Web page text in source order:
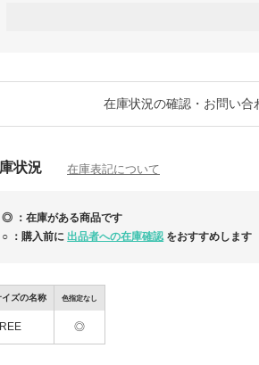
◆必ずご注文の前に「在庫確認」のお問い合わせを
(入れ違いに売切となってしまった場合、最大18日
ャンセルとなる場合がございます。)
十分なご検討の上ご注文をお願いいたします。
タンバリンズ 新作 パフュームオイル + 限定ノベルテ
ィ付き
在庫状況の確認・お問い合
状況 在庫表記について
◎ ：在庫がある商品です
○ ：購入前に 出品者への在庫確認 をおすすめします
イズの名称 色指定なし
◎